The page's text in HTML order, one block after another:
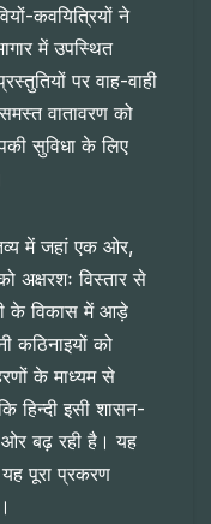
कवयित्रियों ने
में उपस्थित
पर वाह-वाही
वातावरण को
सुविधा के लिए
में जहां एक ओर,
विस्तार से
के विकास में आड़े
कठिनाइयों को
के माध्यम से
हिन्दी इसी शासन-
बढ़ रही है। यह
यह पूरा प्रकरण